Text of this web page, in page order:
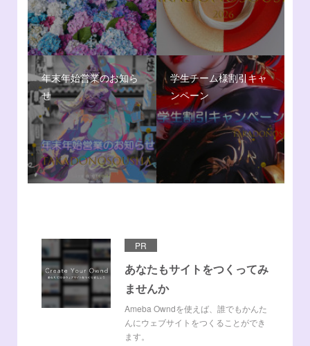
年末年始営業のお知ら
せ
学生チーム様割引キャ
ンペーン
PR
あなたもサイトをつくってみ
ませんか
Ameba Owndを使えば、誰でもかんた
んにウェブサイトをつくることができ
ます。